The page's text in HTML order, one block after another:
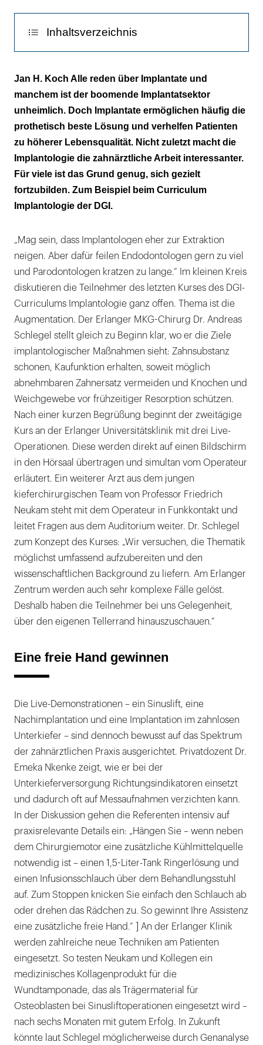
Inhaltsverzeichnis
Eine freie Hand gewinnen
Zellen als Nichtschwimmer
Fazit
Jan H. Koch Alle reden über Implantate und
manchem ist der boomende Implantatsektor
unheimlich. Doch Implantate ermöglichen häufig die
prothetisch beste Lösung und verhelfen Patienten
zu höherer Lebensqualität. Nicht zuletzt macht die
Implantologie die zahnärztliche Arbeit interessanter.
Für viele ist das Grund genug, sich gezielt
fortzubilden. Zum Beispiel beim Curriculum
Implantologie der DGI.
„Mag sein, dass Implantologen eher zur Extraktion
neigen. Aber dafür feilen Endodontologen gern zu viel
und Parodontologen kratzen zu lange.“ Im kleinen Kreis
diskutieren die Teilnehmer des letzten Kurses des DGI-
Curriculums Implantologie ganz offen. Thema ist die
Augmentation. Der Erlanger MKG-Chirurg Dr. Andreas
Schlegel stellt gleich zu Beginn klar, wo er die Ziele
implantologischer Maßnahmen sieht: Zahnsubstanz
schonen, Kaufunktion erhalten, soweit möglich
abnehmbaren Zahnersatz vermeiden und Knochen und
Weichgewebe vor frühzeitiger Resorption schützen.
Nach einer kurzen Begrüßung beginnt der zweitägige
Kurs an der Erlanger Universitätsklinik mit drei Live-
Operationen. Diese werden direkt auf einen Bildschirm
in den Hörsaal übertragen und simultan vom Operateur
erläutert. Ein weiterer Arzt aus dem jungen
kieferchirurgischen Team von Professor Friedrich
Neukam steht mit dem Operateur in Funkkontakt und
leitet Fragen aus dem Auditorium weiter. Dr. Schlegel
zum Konzept des Kurses: „Wir versuchen, die Thematik
möglichst umfassend aufzubereiten und den
wissenschaftlichen Background zu liefern. Am Erlanger
Zentrum werden auch sehr komplexe Fälle gelöst.
Deshalb haben die Teilnehmer bei uns Gelegenheit,
über den eigenen Tellerrand hinauszuschauen.“
Eine freie Hand gewinnen
Die Live-Demonstrationen – ein Sinuslift, eine
Nachimplantation und eine Implantation im zahnlosen
Unterkiefer – sind dennoch bewusst auf das Spektrum
der zahnärztlichen Praxis ausgerichtet. Privatdozent Dr.
Emeka Nkenke zeigt, wie er bei der
Unterkieferversorgung Richtungsindikatoren einsetzt
und dadurch oft auf Messaufnahmen verzichten kann.
In der Diskussion gehen die Referenten intensiv auf
praxisrelevante Details ein: „Hängen Sie – wenn neben
dem Chirurgiemotor eine zusätzliche Kühlmittelquelle
notwendig ist – einen 1,5-Liter-Tank Ringerlösung und
einen Infusionsschlauch über dem Behandlungsstuhl
auf. Zum Stoppen knicken Sie einfach den Schlauch ab
oder drehen das Rädchen zu. So gewinnt Ihre Assistenz
eine zusätzliche freie Hand.“ ] An der Erlanger Klinik
werden zahlreiche neue Techniken am Patienten
eingesetzt. So testen Neukam und Kollegen ein
medizinisches Kollagenprodukt für die
Wundtamponade, das als Trägermaterial für
Osteoblasten bei Sinusliftoperationen eingesetzt wird –
nach sechs Monaten mit gutem Erfolg. In Zukunft
könnte laut Schlegel möglicherweise durch Genanalyse